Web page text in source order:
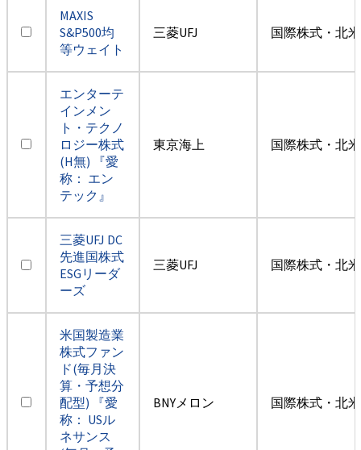
MAXIS
S&P500均
等ウェイト
三菱UFJ 国際株式・北
エンターテ
インメン
ト・テクノ
ロジー株式
(H無) 『愛
称： エン
テック』
東京海上 国際株式・北
三菱UFJ DC
先進国株式
ESGリーダ
ーズ
三菱UFJ 国際株式・北
米国製造業
株式ファン
ド(毎月決
算・予想分
配型) 『愛
称： USル
ネサンス
BNYメロン 国際株式・北